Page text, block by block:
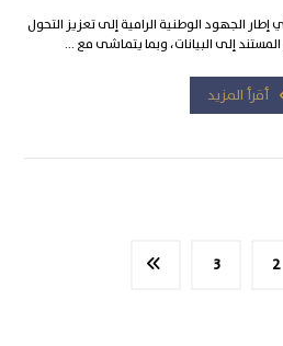
2026 ميلادية في إطار الجهود الوطنية الرامية إلى تعزيز التحول
إلى البيانات، وبما يتماشى مع ...
أقرأ المزيد
2
3